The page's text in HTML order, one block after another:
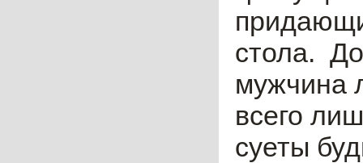
стола.
мужчина
всего
суеты